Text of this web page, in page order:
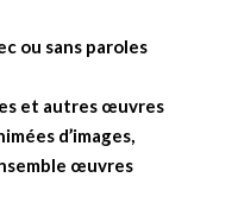
ou sans paroles
et autres œuvres
d’images,
œuvres